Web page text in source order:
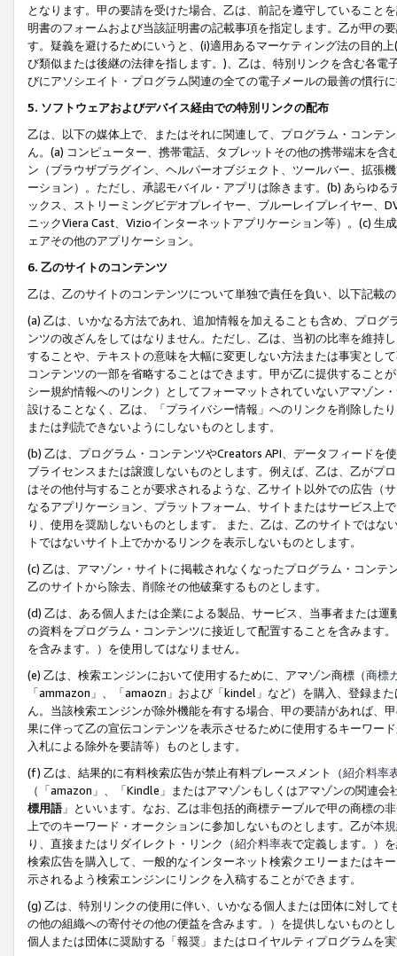
となります。甲の要請を受けた場合、乙は、前記を遵守していること
明書のフォームおよび当該証明書の記載事項を指定します。乙が甲の
す。疑義を避けるためにいうと、(i)適用あるマーケティング法の目的
び類似または後継の法律を指します。)、乙は、特別リンクを含む各
びにアソシエイト・プログラム関連の全ての電子メールの最善の慣行
5. ソフトウェアおよびデバイス経由での特別リンクの配布
乙は、以下の媒体上で、またはそれに関連して、プログラム・コンテ
ん。(a) コンピューター、携帯電話、タブレットその他の携帯端末を
ン（ブラウザプラグイン、ヘルパーオブジェクト、ツールバー、拡張
ーション）。ただし、承認モバイル・アプリは除きます。(b) あらゆ
ックス、ストリーミングビデオプレイヤー、ブルーレイプレイヤー、
ニックViera Cast、Vizioインターネットアプリケーション等）。(c)
ェアその他のアプリケーション。
6. 乙のサイトのコンテンツ
乙は、乙のサイトのコンテンツについて単独で責任を負い、以下記載
(a) 乙は、いかなる方法であれ、追加情報を加えることも含め、プロ
ンツの改ざんをしてはなりません。ただし、乙は、当初の比率を維持
することや、テキストの意味を大幅に変更しない方法または事実とし
コンテンツの一部を省略することはできます。甲が乙に提供すること
シー規約情報へのリンク）としてフォーマットされていないアマゾン
設けることなく、乙は、「プライバシー情報」へのリンクを削除した
または判読できないようにしないものとします。
(b) 乙は、プログラム・コンテンツやCreators API、データフィード
ブライセンスまたは譲渡しないものとします。例えば、乙は、乙がプ
はその他付与することが要求されるような、乙サイト以外での広告（
なるアプリケーション、プラットフォーム、サイトまたはサービス上
り、使用を奨励しないものとします。 また、乙は、乙のサイトでは
トではないサイト上でかかるリンクを表示しないものとします。
(c) 乙は、アマゾン・サイトに掲載されなくなったプログラム・コン
乙のサイトから除去、削除その他破棄するものとします。
(d) 乙は、ある個人または企業による製品、サービス、当事者または
の資料をプログラム・コンテンツに接近して配置することを含みます
を含みます。）を使用してはなりません。
(e) 乙は、検索エンジンにおいて使用するために、アマゾン商標（商標
「ammazon」、「amaozn」および「kindel」など）を購入、登録ま
ん。当該検索エンジンが除外機能を有する場合、甲の要請があれば、
果に伴って乙の宣伝コンテンツを表示させるために使用するキーワー
入札による除外を要請等）ものとします。
(f) 乙は、結果的に有料検索広告が禁止有料プレースメント（紹介料率
（「amazon」、「Kindle」またはアマゾンもしくはアマゾンの関連
標用語」といいます。なお、乙は非包括的商標テーブルで甲の商標の
上でのキーワード・オークションに参加しないものとします。乙が本
り、直接またはリダイレクト・リンク（紹介料率表で定義します。）
検索広告を購入して、一般的なインターネット検索クエリーまたはキ
示されるよう検索エンジンにリンクを入稿することができます。
(g) 乙は、特別リンクの使用に伴い、いかなる個人または団体に対し
の他の組織への寄付その他の便益を含みます。）を提供しないものと
個人または団体に奨励する「報奨」またはロイヤルティプログラムを